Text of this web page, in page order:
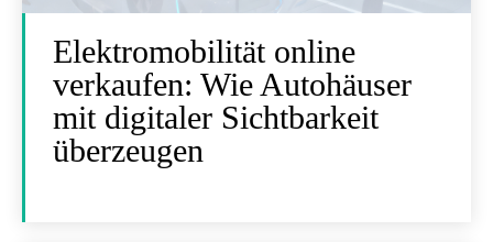
Elektromobilität online
verkaufen: Wie Autohäuser
mit digitaler Sichtbarkeit
überzeugen